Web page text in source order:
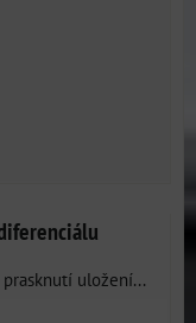
uložení...